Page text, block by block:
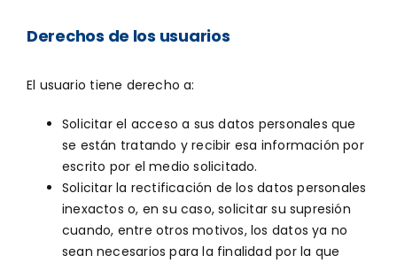
Derechos de los usuarios
El usuario tiene derecho a:
Solicitar el acceso a sus datos personales que
se están tratando y recibir esa información por
escrito por el medio solicitado.
Solicitar la rectificación de los datos personales
inexactos o, en su caso, solicitar su supresión
cuando, entre otros motivos, los datos ya no
sean necesarios para la finalidad por la que